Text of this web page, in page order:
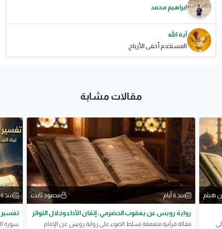
ابراهيم محمد
آية الله
المستخدم أخفى الأرباح
مقالات مشابة
هيثم منذ 6 أيام محمود ثابت
رواية رويس عن يعقوب الحضرمي: إتقان الأداء وجلال التواتر
​مقالة قرآنية متعمقة تسلط الضوء على رواية رويس عن الإمام
منذ 6 أيام
تفسير